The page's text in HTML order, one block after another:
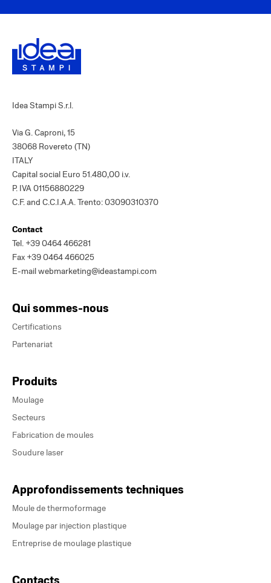
Idea Stampi S.r.l.
Via G. Caproni, 15
38068 Rovereto (TN)
ITALY
Capital social Euro 51.480,00 i.v.
P. IVA 01156880229
C.F. and C.C.I.A.A. Trento: 03090310370
Contact
Tel. +39 0464 466281
Fax +39 0464 466025
E-mailwebmarketing@ideastampi.com
Qui sommes-nous
Certifications
Partenariat
Produits
Moulage
Secteurs
Fabrication de moules
Soudure laser
Approfondissements techniques
Moule de thermoformage
Moulage par injection plastique
Entreprise de moulage plastique